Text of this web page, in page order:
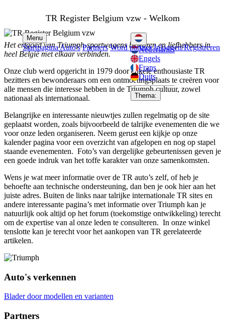
TR Register Belgium vzw - Welkom
Nederlands
Engels
Frans
Duits
Thema:
Menu
StartpaginaAuto's Partners Word partner Inloggen/Registreren
Het erfgoed van Triumph-sportwagens bewaren en liefhebbers in
heel België met elkaar verbinden.
Onze club werd opgericht in 1979 door enkele enthousiaste TR
bezitters en bewonderaars om een ontmoetingsplaats te creëren voor
alle mensen die interesse hebben in de Triumph cultuur, zowel
nationaal als internationaal.
Belangrijke en interessante nieuwtjes zullen regelmatig op de site
geplaatst worden, zoals bijvoorbeeld de talrijke evenementen die we
voor onze leden organiseren. Neem gerust een kijkje op onze
kalender pagina voor een overzicht van afgelopen en nog op stapel
staande evenementen. Foto’s van dergelijke gebeurtenissen geven je
een goede indruk van het toffe karakter van onze samenkomsten.
Wens je wat meer informatie over de TR auto’s zelf, of heb je
behoefte aan technische ondersteuning, dan ben je ook hier aan het
juiste adres. Buiten de links naar talrijke internationale TR sites en
andere interessante pagina’s met informatie over Triumph kan je
natuurlijk ook altijd op het forum (toekomstige ontwikkeling) terecht
om de expertise van al onze leden te consulteren. In onze winkel
tenslotte kan je terecht voor het aankopen van TR gerelateerde
artikelen.
Auto's verkennen
Blader door modellen en varianten
Partners